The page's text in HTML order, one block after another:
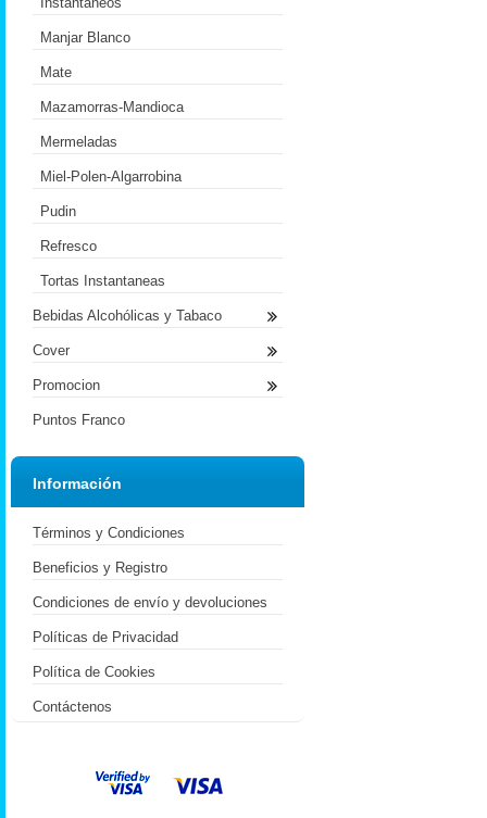
Manjar Blanco
Mate
Mazamorras-Mandioca
Mermeladas
Miel-Polen-Algarrobina
Pudin
Refresco
Tortas Instantaneas
Bebidas Alcohólicas y Tabaco
Cover
Promocion
Puntos Franco
Información
Términos y Condiciones
Beneficios y Registro
Condiciones de envío y devoluciones
Políticas de Privacidad
Política de Cookies
Contáctenos